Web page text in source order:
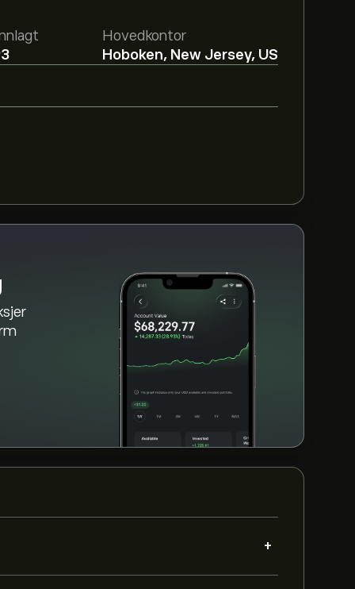
Hovedkontor
Hoboken, New Jersey, US
+
på markedstrender, finansielle
for fremtidige